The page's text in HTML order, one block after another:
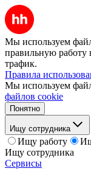
Мы используем
правильную работу
трафик.
Правила
Мы используем
файлов cookie
Понятно
Ищу сотрудника
Ищу работу
Ищу сотрудника
Сервисы